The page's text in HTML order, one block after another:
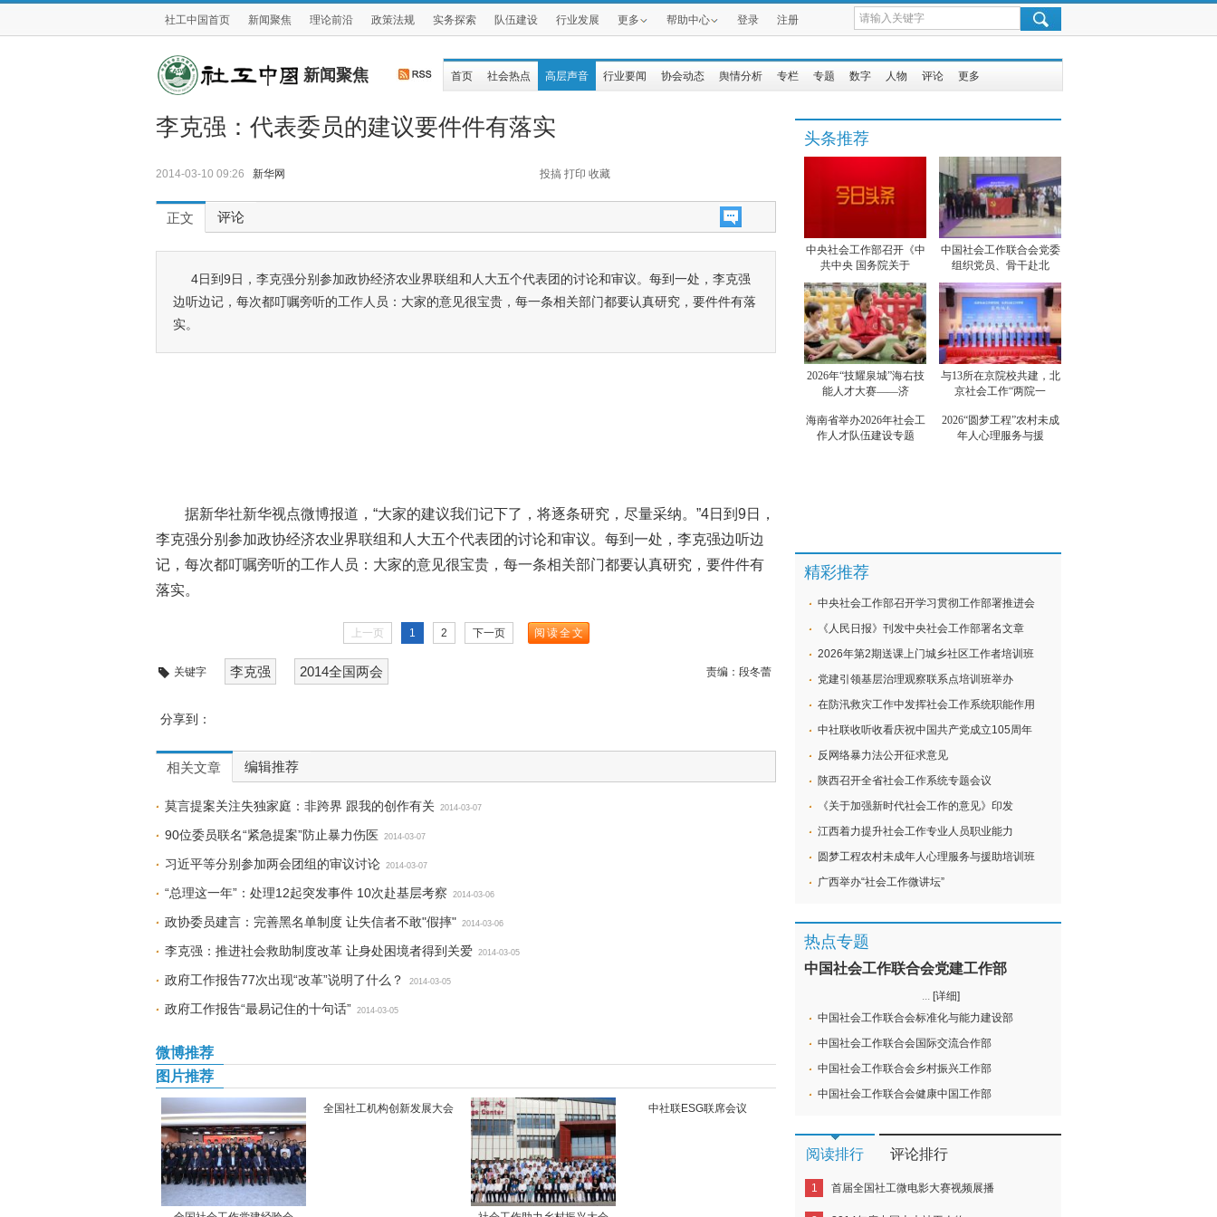
社工中国首页 新闻聚焦 理论前沿 政策法规 实务探索 队伍建设 行业发展 更多 帮助中心 登录 注册
新闻聚焦 首页 社会热点 高层声音 行业要闻 协会动态 舆情分析 专栏 专题 数字 人物 评论 更多
李克强：代表委员的建议要件件有落实
2014-03-10 09:26 新华网 投搞 打印 收藏
正文 评论
4日到9日，李克强分别参加政协经济农业界联组和人大五个代表团的讨论和审议。每到一处，李克强
边听边记，每次都叮嘱旁听的工作人员：大家的意见很宝贵，每一条相关部门都要认真研究，要件件有落
实。
据新华社新华视点微博报道，“大家的建议我们记下了，将逐条研究，尽量采纳。”4日到9日，
李克强分别参加政协经济农业界联组和人大五个代表团的讨论和审议。每到一处，李克强边听边
记，每次都叮嘱旁听的工作人员：大家的意见很宝贵，每一条相关部门都要认真研究，要件件有
落实。
上一页 1 2 下一页 阅读全文
关键字 李克强 2014全国两会 责编： 段冬蕾
分享到：
相关文章 编辑推荐
莫言提案关注失独家庭：非跨界 跟我的创作有关 2014-03-07
90位委员联名“紧急提案”防止暴力伤医 2014-03-07
习近平等分别参加两会团组的审议讨论 2014-03-07
“总理这一年”：处理12起突发事件 10次赴基层考察 2014-03-06
政协委员建言：完善黑名单制度 让失信者不敢"假摔" 2014-03-06
李克强：推进社会救助制度改革 让身处困境者得到关爱 2014-03-05
政府工作报告77次出现“改革”说明了什么？ 2014-03-05
政府工作报告“最易记住的十句话” 2014-03-05
微博推荐
图片推荐
全国社工机构创新发展大会 中社联ESG联席会议
头条推荐
中央社会工作部召开《中
共中央 国务院关于
中国社会工作联合会党委
组织党员、骨干赴北
2026年“技耀泉城”海右技
能人才大赛——济
与13所在京院校共建，北
京社会工作“两院一
海南省举办2026年社会工
作人才队伍建设专题
2026“圆梦工程”农村未成
年人心理服务与援
精彩推荐
中央社会工作部召开学习贯彻工作部署推进会
《人民日报》刊发中央社会工作部署名文章
2026年第2期送课上门城乡社区工作者培训班
党建引领基层治理观察联系点培训班举办
在防汛救灾工作中发挥社会工作系统职能作用
中社联收听收看庆祝中国共产党成立105周年
反网络暴力法公开征求意见
陕西召开全省社会工作系统专题会议
《关于加强新时代社会工作的意见》印发
江西着力提升社会工作专业人员职业能力
圆梦工程农村未成年人心理服务与援助培训班
广西举办“社会工作微讲坛”
热点专题
中国社会工作联合会党建工作部
... [详细]
中国社会工作联合会标准化与能力建设部
中国社会工作联合会国际交流合作部
中国社会工作联合会乡村振兴工作部
中国社会工作联合会健康中国工作部
阅读排行 评论排行
1 首届全国社工微电影大赛视频展播